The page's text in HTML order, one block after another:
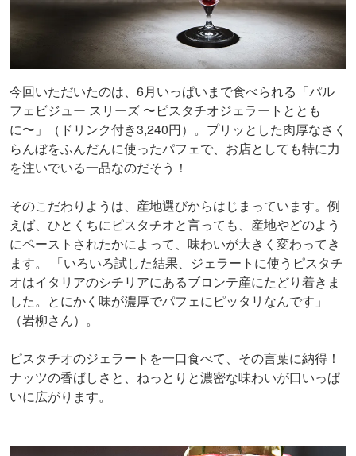
今回いただいたのは、6月いっぱいまで食べられる「パル
フェビジュー スリーズ 〜ピスタチオジェラートととも
に〜」（ドリンク付き3,240円）。プリッとした肉厚なさく
らんぼをふんだんに使ったパフェで、お店としても特に力
を注いでいる一品なのだそう！
そのこだわりようは、産地選びからはじまっています。例
えば、ひとくちにピスタチオと言っても、産地やどのよう
にペーストされたかによって、味わいが大きく変わってき
ます。 「いろいろ試した結果、ジェラートに使うピスタチ
オはイタリアのシチリアにあるブロンテ産にたどり着きま
した。とにかく味が濃厚でパフェにピッタリなんです」
（岩柳さん）。
ピスタチオのジェラートを一口食べて、その言葉に納得！
ナッツの香ばしさと、ねっとりと濃密な味わいが口いっぱ
いに広がります。